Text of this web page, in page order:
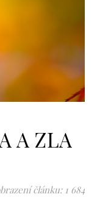
A ZLA
článku: 1 684